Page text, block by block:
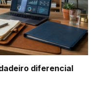
diferencial